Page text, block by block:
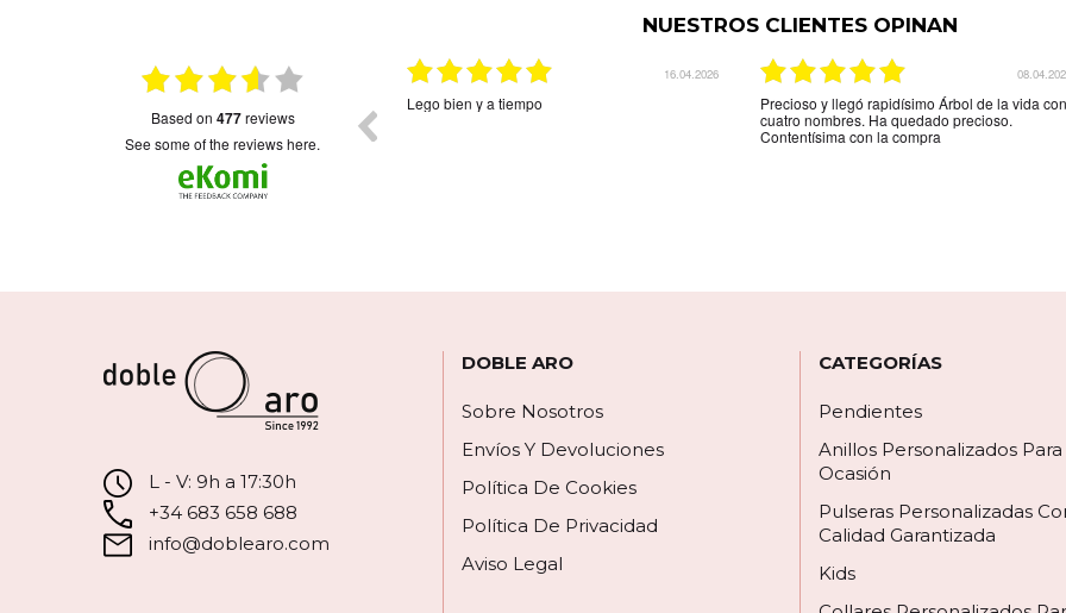
NUESTROS CLIENTES OPINAN
based on 477reviews
see some of the reviews here.
03.12.2025
Envio rápido como indicaba la web.Son unos
La mejor tienda online que hay para comprar
una joya personalizada muy rápido y muy
y muy amable la recomiendo
L - V: 9h a 17:30h
+34 683 658 688
info@doblearo.com
DOBLE ARO
Sobre Nosotros
Envíos Y Devoluciones
Política De Cookies
Política De Privacidad
Aviso Legal
CATEGORÍAS
Pendientes
Anillos Personalizados
Ocasión
Pulseras Personalizadas
Calidad Garantizada
Kids